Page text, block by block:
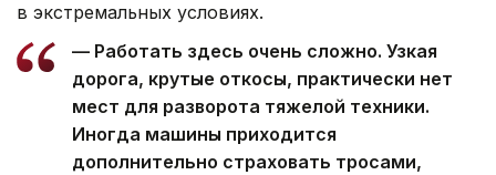
в экстремальных условиях.
— Работать здесь очень сложно. Узкая
дорога, крутые откосы, практически нет
мест для разворота тяжелой техники.
Иногда машины приходится
дополнительно страховать тросами,